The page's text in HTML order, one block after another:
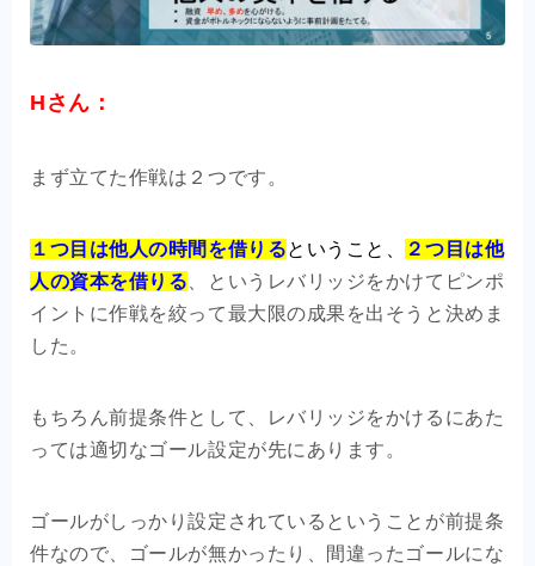
Hさん：
まず立てた作戦は２つです。
１つ目は他人の時間を借りるということ、
２つ目は他
人の資本を借りる 、というレバリッジをかけてピンポ
イントに作戦を絞って最大限の成果を出そうと決めま
した。
もちろん前提条件として、レバリッジをかけるにあた
っては適切なゴール設定が先にあります。
ゴールがしっかり設定されているということが前提条
件なので、ゴールが無かったり、間違ったゴールにな